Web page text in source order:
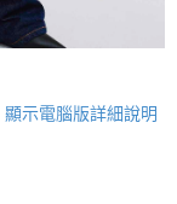
顯示電腦版詳細說明